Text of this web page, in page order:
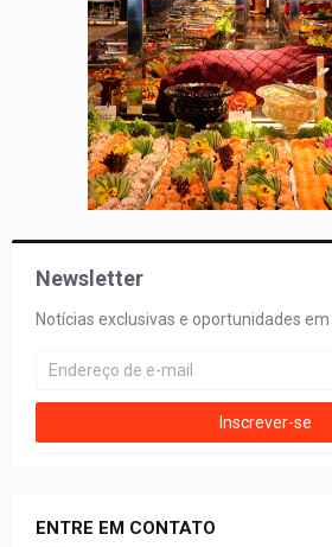
Newsletter
Notícias exclusivas e oportunidades em
ENTRE EM CONTATO